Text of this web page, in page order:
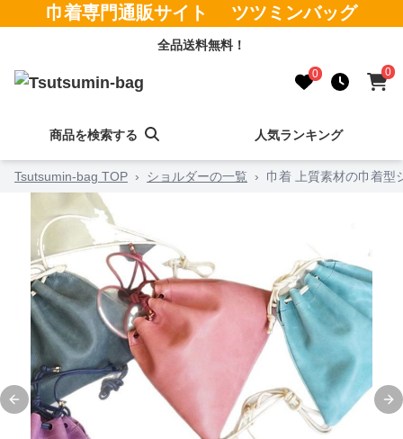
巾着専門通販サイト ツツミンバッグ
全品送料無料！
0 0
商品を検索する 人気ランキング
Tsutsumin-bag TOP › ショルダーの一覧 › 巾着 上質素材の巾着型
Previous slide